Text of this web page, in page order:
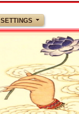
SETTINGS